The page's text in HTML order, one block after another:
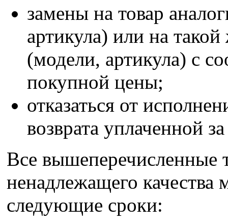
замены на товар
артикула) или на
(модели, артикула) с
покупной цены;
отказаться от
возврата уплаченной
Все вышеперечисленные
ненадлежащего качества
следующие сроки: